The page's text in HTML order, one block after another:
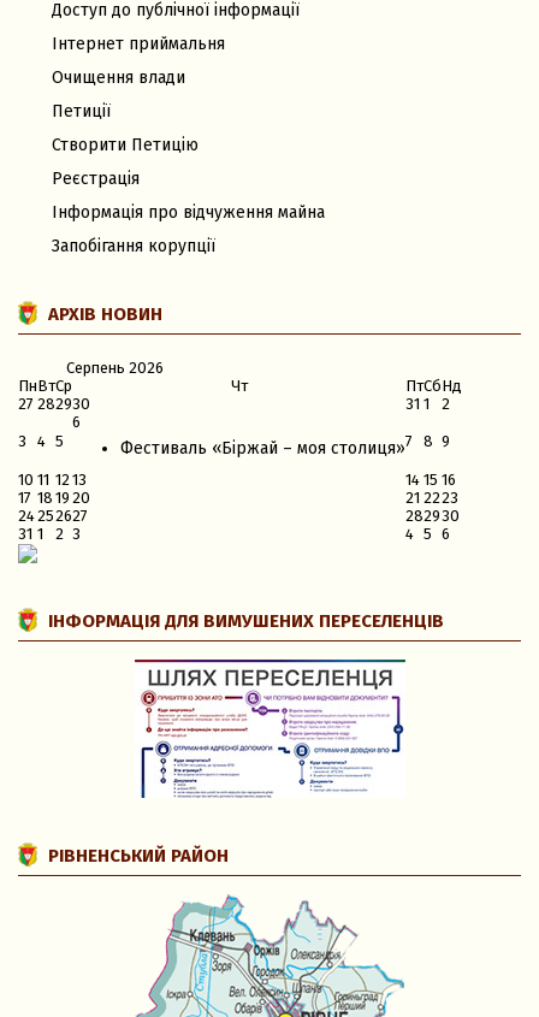
Доступ до публічної інформації
Інтернет приймальня
Очищення влади
Петиції
Створити Петицію
Реєстрація
Інформація про відчуження майна
Запобігання корупції
АРХІВ НОВИН
Серпень 2026
ПнВтСр Чт ПтСбНд
27 282930 31 1 2
3 4 5
6
Фестиваль «Біржай – моя столиця»7 8 9
10 11 1213 14 15 16
17 18 19 20 21 2223
24252627 282930
31 1 2 3 4 5 6
ІНФОРМАЦІЯ ДЛЯ ВИМУШЕНИХ ПЕРЕСЕЛЕНЦІВ
РІВНЕНСЬКИЙ РАЙОН